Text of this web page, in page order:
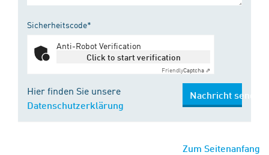
Sicherheitscode*
Anti-Robot Verification
Click to start verification
FriendlyCaptcha ⇗
Hier finden Sie unsere
Datenschutzerklärung
Nachricht senden
Zum Seitenanfang